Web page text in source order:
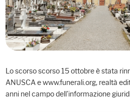
Lo scorso scorso 15 ottobre è stata
ANUSCA e www.funerali.org, realtà
anni nel campo dell'informazione